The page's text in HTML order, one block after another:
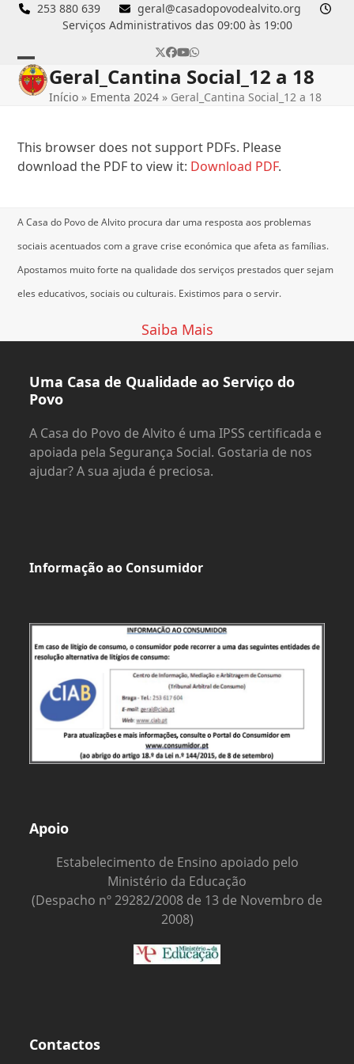
Skip
253 880 639
geral@casadopovodealvito.org
Serviços Administrativos das 09:00 às 19:00
Twitter
Facebook
YouTube
Whatsapp
Open
mobile
Close
mobile
Geral_Cantina Social_12 a 18
Início » Ementa 2024 » Geral_Cantina Social_12 a 18
This browser does not support PDFs. Please
download the PDF to view it: Download PDF.
A Casa do Povo de Alvito procura dar uma resposta aos problemas
sociais acentuados com a grave crise económica que afeta as famílias.
Apostamos muito forte na qualidade dos serviços prestados quer sejam
eles educativos, sociais ou culturais. Existimos para o servir.
Saiba Mais
Uma Casa de Qualidade ao Serviço do
Povo
A Casa do Povo de Alvito é uma IPSS certificada e
apoiada pela Segurança Social. Gostaria de nos
ajudar? A sua ajuda é preciosa.
Informação ao Consumidor
Apoio
Estabelecimento de Ensino apoiado pelo
Ministério da Educação
(Despacho nº 29282/2008 de 13 de Novembro de
2008)
Contactos